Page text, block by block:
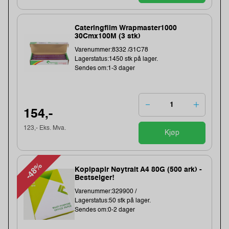
Cateringfilm Wrapmaster1000
30Cmx100M (3 stk)
Varenummer:8332 /31C78
Lagerstatus:1450 stk på lager.
Sendes om:1-3 dager
154,-
123,- Eks. Mva.
Kjøp
-48%
Kopipapir Nøytralt A4 80G (500 ark) -
Bestselger!
Varenummer:329900 /
Lagerstatus:50 stk på lager.
Sendes om:0-2 dager